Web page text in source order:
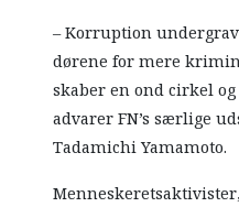
– Korruption
dørene for mere
skaber en ond cirkel
advarer FN’s særlige
Tadamichi Yamamoto.